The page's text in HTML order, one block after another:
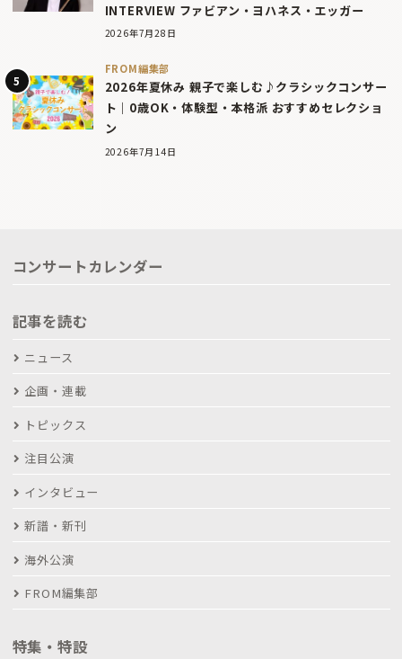
INTERVIEW ファビアン・ヨハネス・エッガー
2026年7月28日
FROM編集部
2026年夏休み 親子で楽しむ♪クラシックコンサー
ト｜0歳OK・体験型・本格派 おすすめセレクショ
ン
2026年7月14日
コンサートカレンダー
記事を読む
ニュース
企画・連載
トピックス
注目公演
インタビュー
新譜・新刊
海外公演
FROM編集部
特集・特設